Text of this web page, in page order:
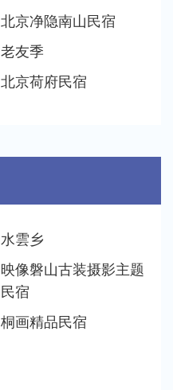
重庆（10个）
甘肃（13个）
宁夏（5个）
北京净隐南山民宿
老友季
北京荷府民宿
水雲乡
映像磐山古装摄影主题
民宿
桐画精品民宿